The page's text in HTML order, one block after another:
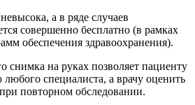
а в ряде случаев
совершенно бесплатно (в рамках
обеспечения здравоохранения).
снимка на руках позволяет пациенту
специалиста, а врачу оценить
повторном обследовании.